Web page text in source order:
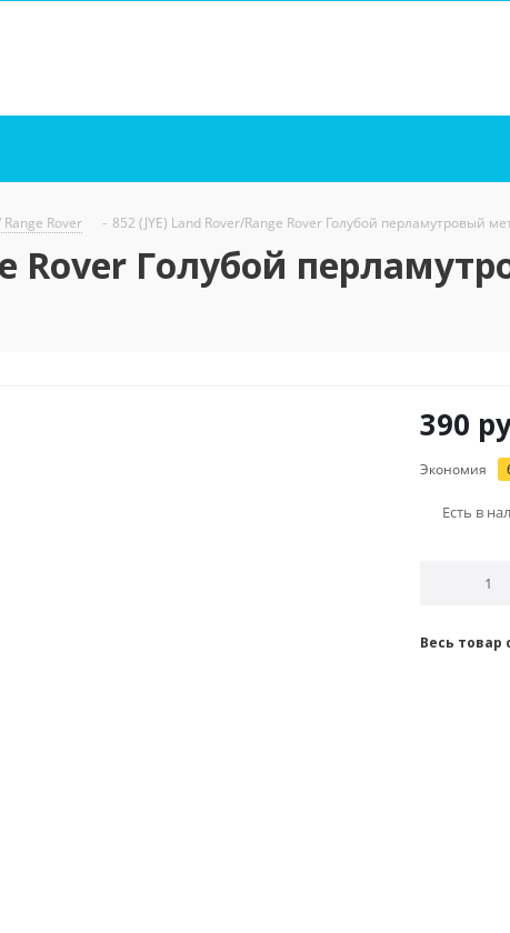
Range Rover - 852 (JYE) Land Rover/Range Rover Голубой перламутровый
Rover Голубой
390
Экономия
Есть в
Весь